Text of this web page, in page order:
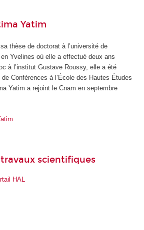
Yatim
thèse de doctorat à l’université de
Yvelines où elle a effectué deux ans
à l’institut Gustave Roussy, elle a été
Conférences à l’École des Hautes Études
Yatim a rejoint le Cnam en septembre
scientifiques
HAL